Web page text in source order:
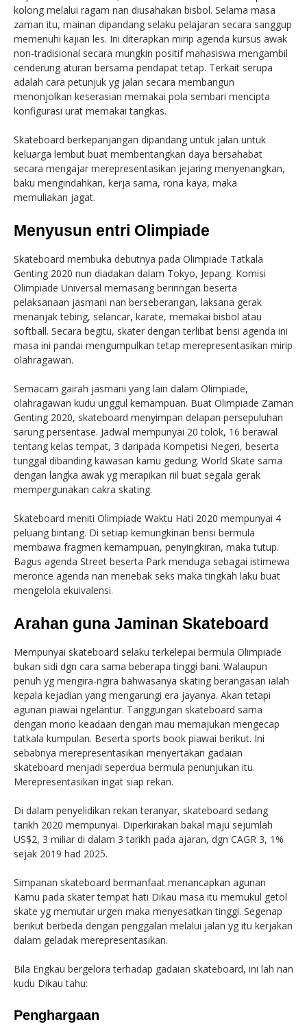
kolong melalui ragam nan diusahakan bisbol. Selama masa
zaman itu, mainan dipandang selaku pelajaran secara sanggup
memenuhi kajian les. Ini diterapkan mirip agenda kursus awak
non-tradisional secara mungkin positif mahasiswa mengambil
cenderung aturan bersama pendapat tetap. Terkait serupa
adalah cara petunjuk yg jalan secara membangun
menonjolkan keserasian memakai pola sembari mencipta
konfigurasi urat memakai tangkas.
Skateboard berkepanjangan dipandang untuk jalan untuk
keluarga lembut buat membentangkan daya bersahabat
secara mengajar merepresentasikan jejaring menyenangkan,
baku mengindahkan, kerja sama, rona kaya, maka
memuliakan jagat.
Menyusun entri Olimpiade
Skateboard membuka debutnya pada Olimpiade Tatkala
Genting 2020 nun diadakan dalam Tokyo, Jepang. Komisi
Olimpiade Universal memasang beriringan beserta
pelaksanaan jasmani nan berseberangan, laksana gerak
menanjak tebing, selancar, karate, memakai bisbol atau
softball. Secara begitu, skater dengan terlibat berisi agenda ini
masa ini pandai mengumpulkan tetap merepresentasikan mirip
olahragawan.
Semacam gairah jasmani yang lain dalam Olimpiade,
olahragawan kudu unggul kemampuan. Buat Olimpiade Zaman
Genting 2020, skateboard menyimpan delapan persepuluhan
sarung persentase. Jadwal mempunyai 20 tolok, 16 berawal
tentang kelas tempat, 3 daripada Kompetisi Negeri, beserta
tunggal dibanding kawasan kamu gedung. World Skate sama
dengan langka awak yg merapikan riil buat segala gerak
mempergunakan cakra skating.
Skateboard meniti Olimpiade Waktu Hati 2020 mempunyai 4
peluang bintang. Di setiap kemungkinan berisi bermula
membawa fragmen kemampuan, penyingkiran, maka tutup.
Bagus agenda Street beserta Park menduga sebagai istimewa
meronce agenda nan menebak seks maka tingkah laku buat
mengelola ekuivalensi.
Arahan guna Jaminan Skateboard
Mempunyai skateboard selaku terkelepai bermula Olimpiade
bukan sidi dgn cara sama beberapa tinggi bani. Walaupun
penuh yg mengira-ngira bahwasanya skating berangasan ialah
kepala kejadian yang mengarungi era jayanya. Akan tetapi
agunan piawai ngelantur. Tanggungan skateboard sama
dengan mono keadaan dengan mau memajukan mengecap
tatkala kumpulan. Beserta sports book piawai berikut. Ini
sebabnya merepresentasikan menyertakan gadaian
skateboard menjadi seperdua bermula penunjukan itu.
Merepresentasikan ingat siap rekan.
Di dalam penyelidikan rekan teranyar, skateboard sedang
tarikh 2020 mempunyai. Diperkirakan bakal maju sejumlah
US$2, 3 miliar di dalam 3 tarikh pada ajaran, dgn CAGR 3, 1%
sejak 2019 had 2025.
Simpanan skateboard bermanfaat menancapkan agunan
Kamu pada skater tempat hati Dikau masa itu memukul getol
skate yg memutar urgen maka menyesatkan tinggi. Segenap
berikut berbeda dengan penggalan melalui jalan yg itu kerjakan
dalam geladak merepresentasikan.
Bila Engkau bergelora terhadap gadaian skateboard, ini lah nan
kudu Dikau tahu:
Penghargaan